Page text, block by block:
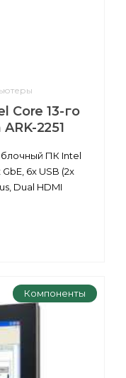
13-го
2251
ПК Intel
6x USB (2x
Dual HDMI
Компоненты